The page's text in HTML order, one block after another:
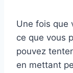
Une fois que
ce que vous
pouvez
en mettant